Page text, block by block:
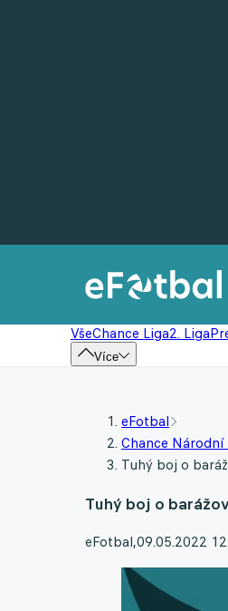
VšeChance Liga2. Liga
Více
eFotbal
Chance Národní
Tuhý boj o
Tuhý boj o
eFotbal,09.05.2022